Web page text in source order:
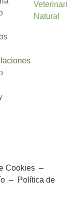
Natural
Cookies–
– Política de